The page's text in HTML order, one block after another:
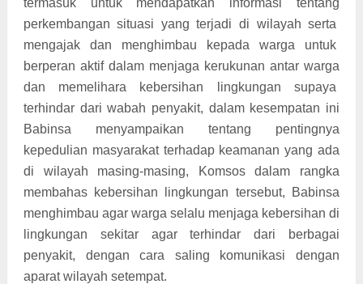
perkembangan situasi yang terjadi di wilayah serta
mengajak dan menghimbau kepada warga untuk
berperan aktif dalam menjaga kerukunan antar warga
dan memelihara kebersihan lingkungan supaya
terhindar dari wabah penyakit, dalam kesempatan ini
Babinsa menyampaikan tentang pentingnya
kepedulian masyarakat terhadap keamanan yang ada
di wilayah masing-masing, Komsos dalam rangka
membahas kebersihan lingkungan tersebut, Babinsa
menghimbau agar warga selalu menjaga kebersihan di
lingkungan sekitar agar terhindar dari berbagai
penyakit, dengan cara saling komunikasi dengan
aparat wilayah setempat.